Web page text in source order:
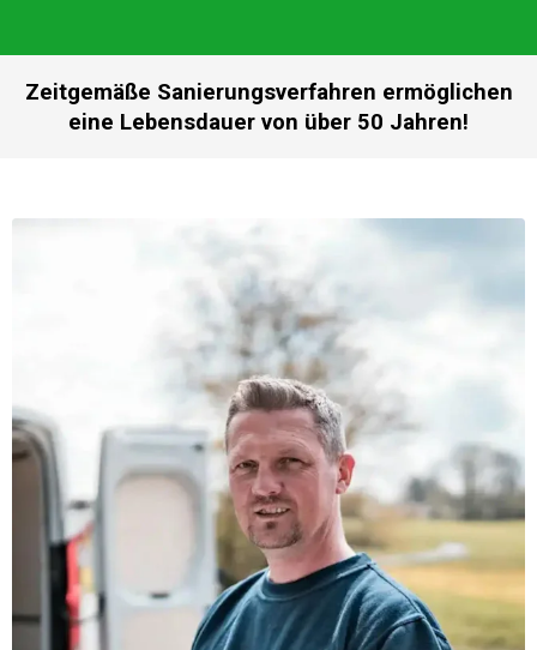
Zeitgemäße Sanierungsverfahren ermöglichen
eine Lebensdauer von über 50 Jahren!